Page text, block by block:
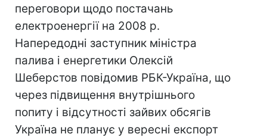
переговори щодо постачань
електроенергії на 2008 р.
Напередодні заступник міністра
палива і енергетики Олексій
Шеберстов повідомив РБК-Україна, що
через підвищення внутрішнього
попиту і відсутності зайвих обсягів
Україна не планує у вересні експорт